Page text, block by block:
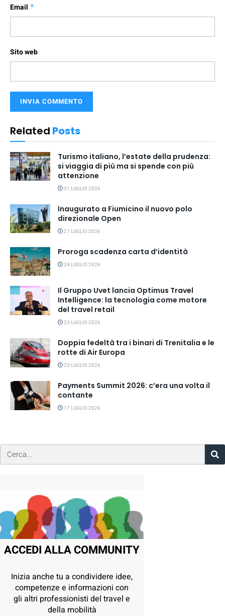
Email *
Sito web
Related Posts
Turismo italiano, l’estate della prudenza:
si viaggia di più ma si spende con più
attenzione
31 LUGLIO 2026
Inaugurato a Fiumicino il nuovo polo
direzionale Open
27 LUGLIO 2026
Proroga scadenza carta d’identità
24 LUGLIO 2026
Il Gruppo Uvet lancia Optimus Travel
Intelligence: la tecnologia come motore
del travel retail
23 LUGLIO 2026
Doppia fedeltà tra i binari di Trenitalia e le
rotte di Air Europa
23 LUGLIO 2026
Payments Summit 2026: c’era una volta il
contante
17 LUGLIO 2026
ACCEDI ALLA COMMUNITY
Inizia anche tu a condividere idee,
competenze e informazioni con
gli altri professionisti del travel e
della mobilità